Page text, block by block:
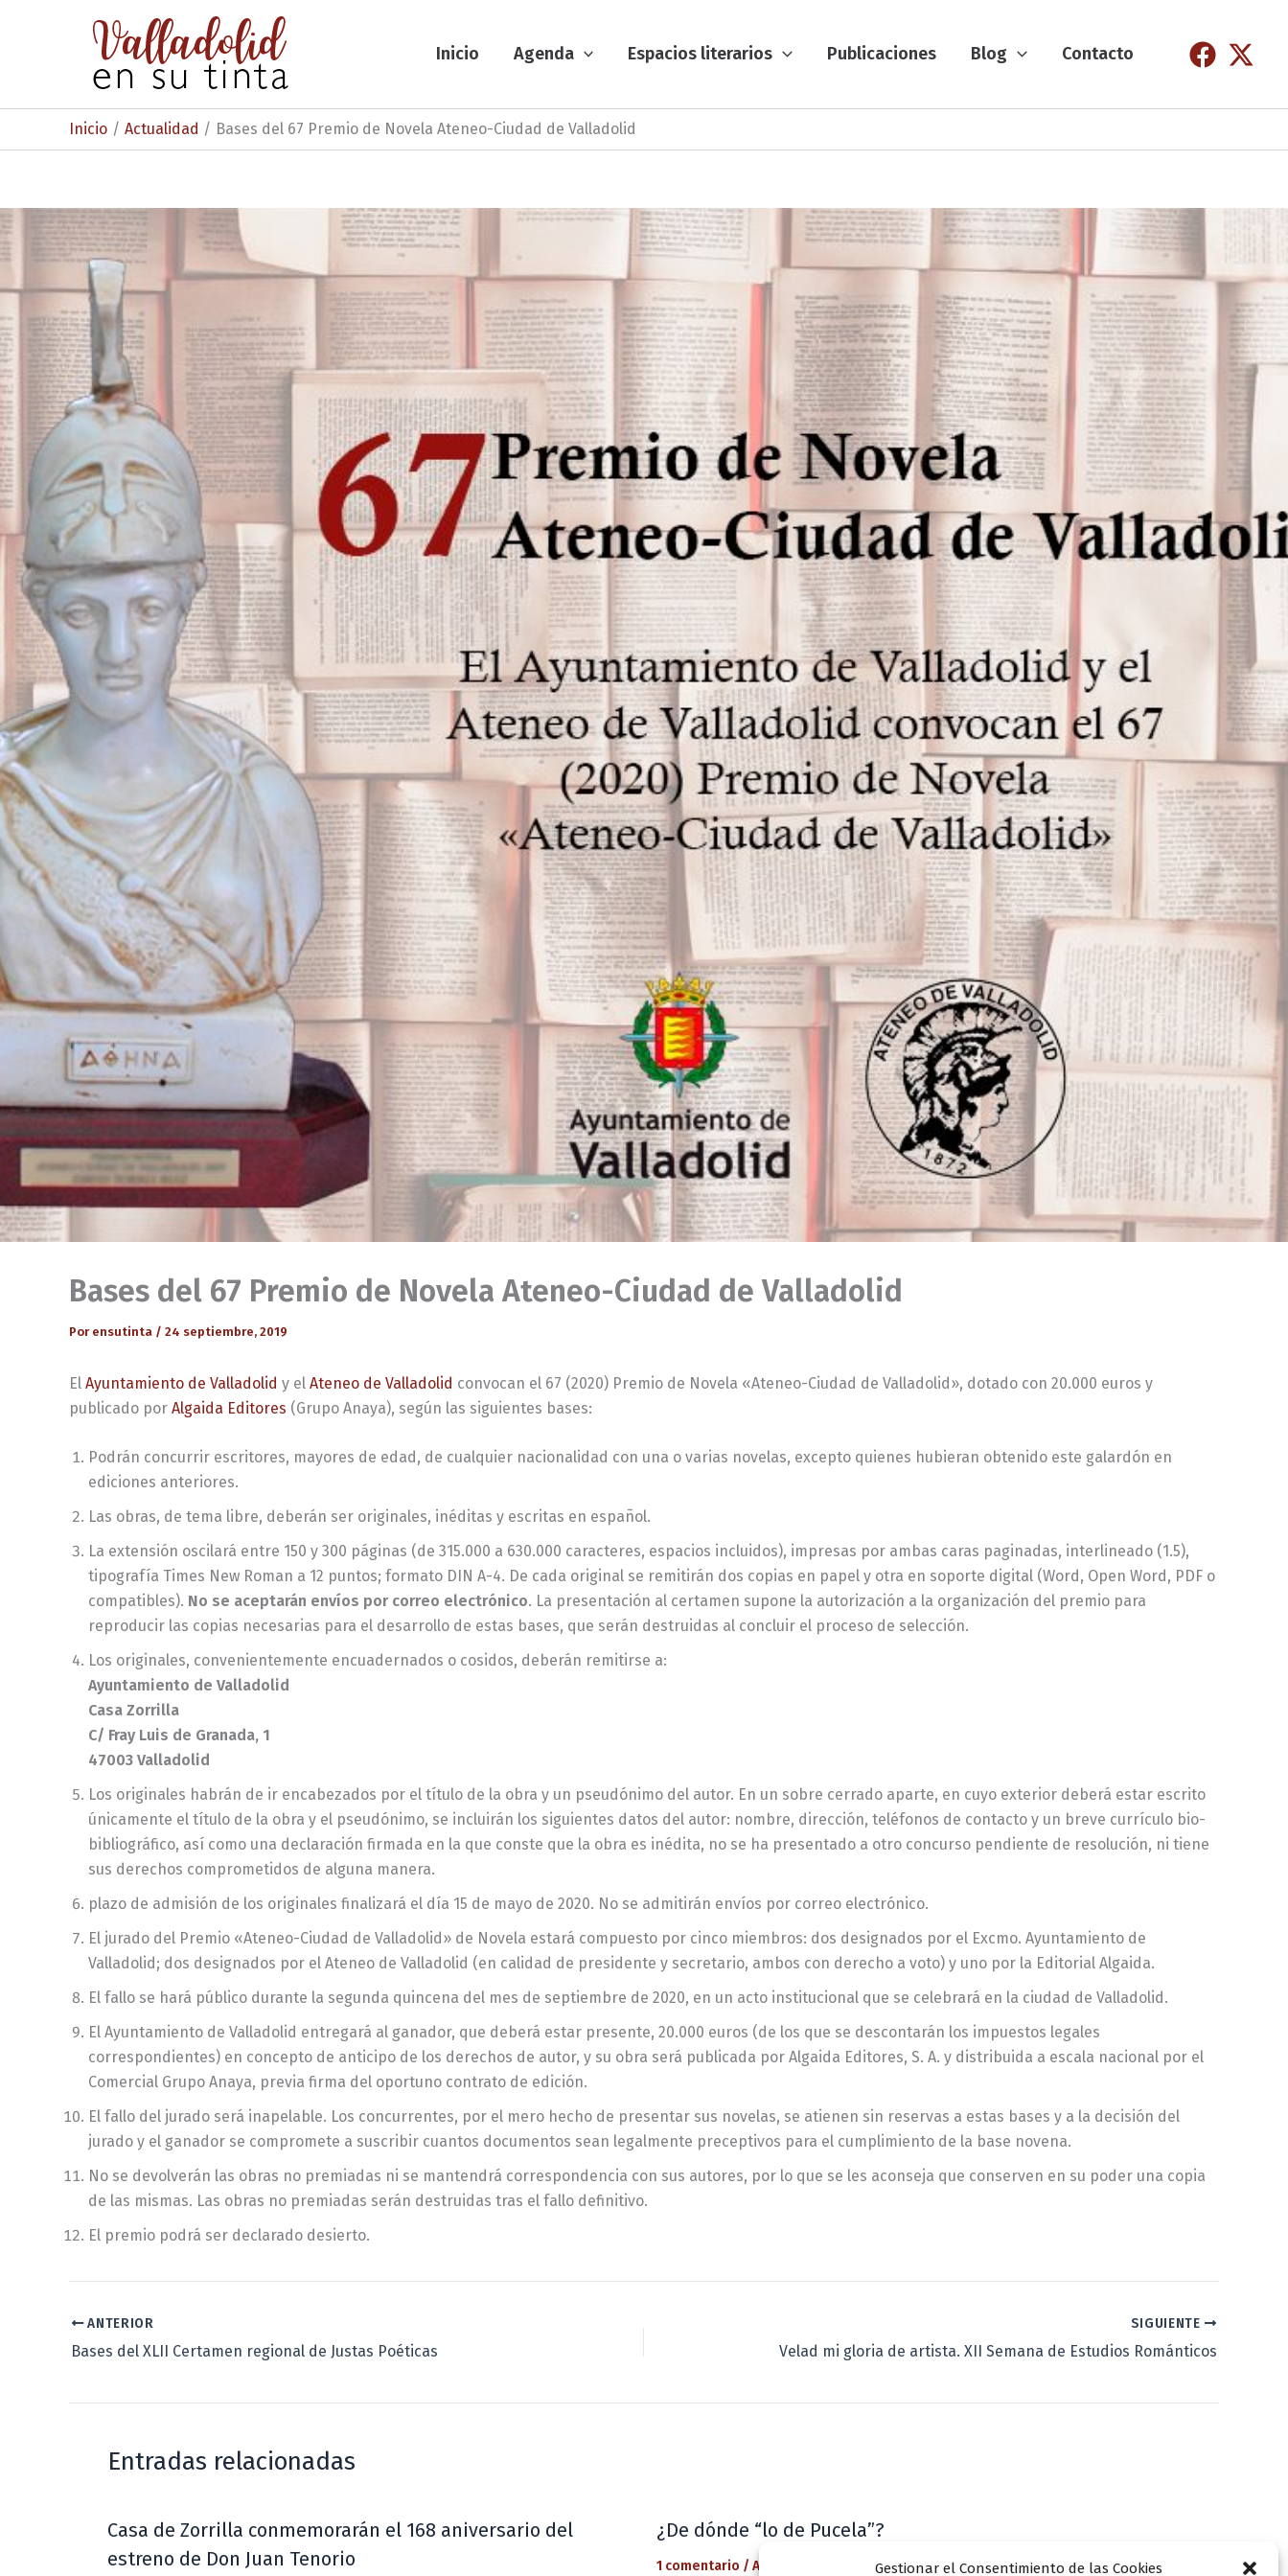
Gestionar el Consentimiento de las Cookies
Inicio Agenda Espacios literarios Publicaciones Blog Contacto
Inicio Actualidad Bases del 67 Premio de Novela Ateneo-Ciudad de Valladolid
Bases del 67 Premio de Novela Ateneo-Ciudad de Valladolid
Por ensutinta / 24 septiembre, 2019
El Ayuntamiento de Valladolid y el Ateneo de Valladolid convocan el 67 (2020) Premio de Novela «Ateneo-Ciudad de Valladolid», dotado con 20.000 euros y
publicado por Algaida Editores (Grupo Anaya), según las siguientes bases:
Podrán concurrir escritores, mayores de edad, de cualquier nacionalidad con una o varias novelas, excepto quienes hubieran obtenido este galardón en
ediciones anteriores.
Las obras, de tema libre, deberán ser originales, inéditas y escritas en español.
La extensión oscilará entre 150 y 300 páginas (de 315.000 a 630.000 caracteres, espacios incluidos), impresas por ambas caras paginadas, interlineado (1.5),
tipografía Times New Roman a 12 puntos; formato DIN A-4. De cada original se remitirán dos copias en papel y otra en soporte digital (Word, Open Word, PDF o
compatibles). No se aceptarán envíos por correo electrónico. La presentación al certamen supone la autorización a la organización del premio para
reproducir las copias necesarias para el desarrollo de estas bases, que serán destruidas al concluir el proceso de selección.
Los originales, convenientemente encuadernados o cosidos, deberán remitirse a:
Ayuntamiento de Valladolid
Casa Zorrilla
C/ Fray Luis de Granada, 1
47003 Valladolid
Los originales habrán de ir encabezados por el título de la obra y un pseudónimo del autor. En un sobre cerrado aparte, en cuyo exterior deberá estar escrito
únicamente el título de la obra y el pseudónimo, se incluirán los siguientes datos del autor: nombre, dirección, teléfonos de contacto y un breve currículo bio-
bibliográfico, así como una declaración firmada en la que conste que la obra es inédita, no se ha presentado a otro concurso pendiente de resolución, ni tiene
sus derechos comprometidos de alguna manera.
plazo de admisión de los originales finalizará el día 15 de mayo de 2020. No se admitirán envíos por correo electrónico.
El jurado del Premio «Ateneo-Ciudad de Valladolid» de Novela estará compuesto por cinco miembros: dos designados por el Excmo. Ayuntamiento de
Valladolid; dos designados por el Ateneo de Valladolid (en calidad de presidente y secretario, ambos con derecho a voto) y uno por la Editorial Algaida.
El fallo se hará público durante la segunda quincena del mes de septiembre de 2020, en un acto institucional que se celebrará en la ciudad de Valladolid.
El Ayuntamiento de Valladolid entregará al ganador, que deberá estar presente, 20.000 euros (de los que se descontarán los impuestos legales
correspondientes) en concepto de anticipo de los derechos de autor, y su obra será publicada por Algaida Editores, S. A. y distribuida a escala nacional por el
Comercial Grupo Anaya, previa firma del oportuno contrato de edición.
El fallo del jurado será inapelable. Los concurrentes, por el mero hecho de presentar sus novelas, se atienen sin reservas a estas bases y a la decisión del
jurado y el ganador se compromete a suscribir cuantos documentos sean legalmente preceptivos para el cumplimiento de la base novena.
No se devolverán las obras no premiadas ni se mantendrá correspondencia con sus autores, por lo que se les aconseja que conserven en su poder una copia
de las mismas. Las obras no premiadas serán destruidas tras el fallo definitivo.
El premio podrá ser declarado desierto.
ANTERIOR
Bases del XLII Certamen regional de Justas Poéticas
SIGUIENTE
Velad mi gloria de artista. XII Semana de Estudios Románticos
Entradas relacionadas
Casa de Zorrilla conmemorarán el 168 aniversario del
estreno de Don Juan Tenorio
¿De dónde “lo de Pucela”?
1 comentario / Actualidad VLLensutinta